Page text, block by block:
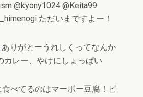
@kyony1024 @Keita99
ただいまですよー！
ありがとーうれしくってなんか
カレー、やけにしょっぱい
べてるのはマーボー豆腐！ピ